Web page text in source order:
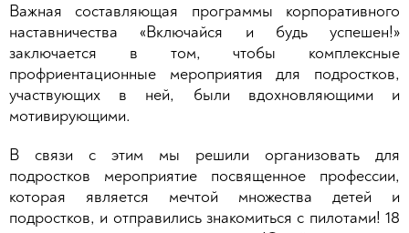
Важная составляющая программы корпоративного
наставничества «Включайся и будь успешен!»
заключается в том, чтобы комплексные
профриентационные мероприятия для подростков,
участвующих в ней, были вдохновляющими и
мотивирующими.
В связи с этим мы решили организовать для
подростков мероприятие посвященное профессии,
которая является мечтой множества детей и
подростков, и отправились знакомиться с пилотами! 18